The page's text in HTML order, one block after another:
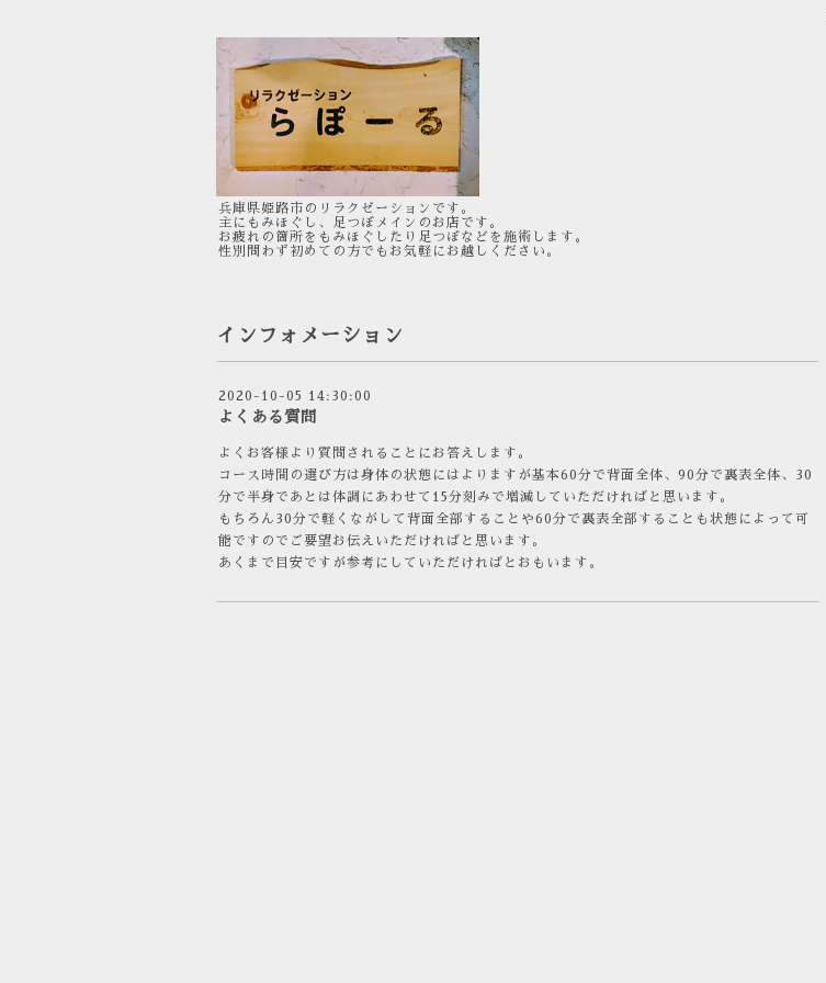
兵庫県姫路市のリラクゼーションです。
主にもみほぐし、足つぼメインのお店です。
お疲れの箇所をもみほぐしたり足つぼなどを施術します。
性別問わず初めての方でもお気軽にお越しください。
インフォメーション
2020-10-05 14:30:00
よくある質問
よくお客様より質問されることにお答えします。
コース時間の選び方は身体の状態にはよりますが基本60分で背面全体、90分で裏表全体、30
分で半身であとは体調にあわせて15分刻みで増減していただければと思います。
もちろん30分で軽くながして背面全部することや60分で裏表全部することも状態によって可
能ですのでご要望お伝えいただければと思います。
あくまで目安ですが参考にしていただければとおもいます。